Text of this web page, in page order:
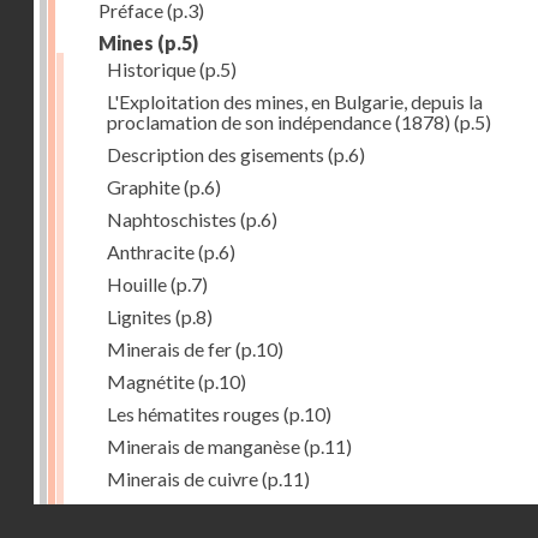
Préface(p.3)
Mines (p.5)
Historique(p.5)
L'Exploitation des mines, en Bulgarie, depuis la
proclamation de son indépendance (1878) (p.5)
Description des gisements (p.6)
Graphite(p.6)
Naphtoschistes (p.6)
Anthracite(p.6)
Houille(p.7)
Lignites (p.8)
Minerais de fer(p.10)
Magnétite(p.10)
Les hématites rouges (p.10)
Minerais de manganèse(p.11)
Minerais de cuivre(p.11)
Minerais de plomb(p.12)